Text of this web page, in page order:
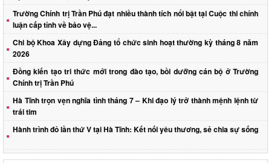
Trường Chính trị Trần Phú đạt nhiều thành tích nổi bật tại Cuộc thi chính
luận cấp tỉnh về bảo vệ...
Chi bộ Khoa Xây dựng Đảng tổ chức sinh hoạt thường kỳ tháng 8 năm
2026
Đồng kiến tạo tri thức mới trong đào tạo, bồi dưỡng cán bộ ở Trường
Chính trị Trần Phú
Hà Tĩnh trọn vẹn nghĩa tình tháng 7 – Khi đạo lý trở thành mệnh lệnh từ
trái tim
Hành trình đỏ lần thứ V tại Hà Tĩnh: Kết nối yêu thương, sẻ chia sự sống